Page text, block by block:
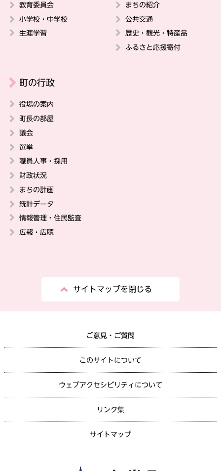
教育委員会
小学校・中学校
生涯学習
まちの紹介
公共交通
歴史・観光・特産品
ふるさと応援寄付
町の行政
役場の案内
町長の部屋
議会
選挙
職員人事・採用
財政状況
まちの計画
統計データ
情報管理・住民監査
広報・広聴
サイトマップを閉じる
ご意見・ご質問
このサイトについて
ウェブアクセシビリティについて
リンク集
サイトマップ